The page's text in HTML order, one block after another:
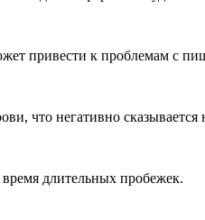
привести к проблемам с
что негативно сказывается
длительных пробежек.